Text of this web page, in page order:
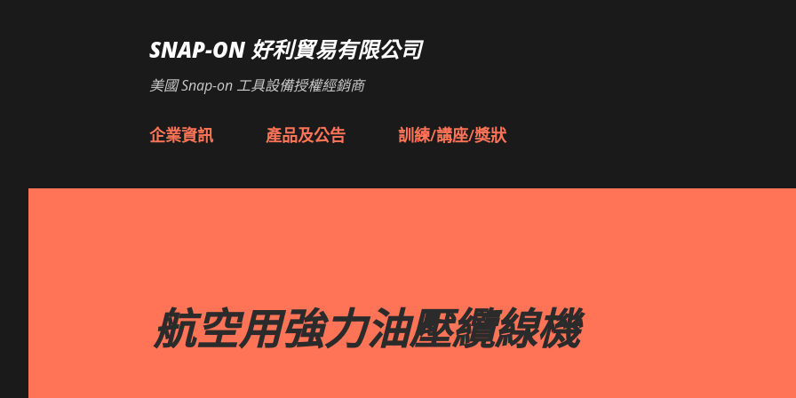
SNAP-ON 好利貿易有限公司
美國 Snap-on 工具設備授權經銷商
企業資訊 產品及公告 訓練/講座/獎狀
航空用強力油壓纜線機